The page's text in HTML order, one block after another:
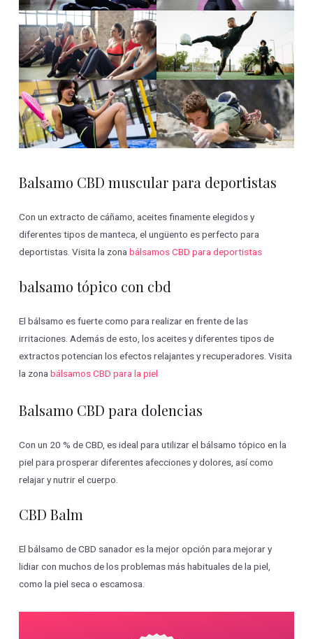
Balsamo CBD muscular para deportistas
Con un extracto de cáñamo, aceites finamente elegidos y
diferentes tipos de manteca, el ungüento es perfecto para
deportistas. Visita la zonabálsamos CBD para deportistas
balsamo tópico con cbd
El bálsamo es fuerte como para realizar en frente de las
irritaciones. Además de esto, los aceites y diferentes tipos de
extractos potencian los efectos relajantes y recuperadores. Visita
la zonabálsamos CBD para la piel
Balsamo CBD para dolencias
Con un 20 % de CBD, es ideal para utilizar el bálsamo tópico en la
piel para prosperar diferentes afecciones y dolores, así como
relajar y nutrir el cuerpo.
CBD Balm
El bálsamo de CBD sanador es la mejor opción para mejorar y
lidiar con muchos de los problemas más habituales de la piel,
como la piel seca o escamosa.